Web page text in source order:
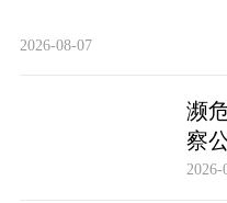
2026-08-07
濒
察
治“
2026-